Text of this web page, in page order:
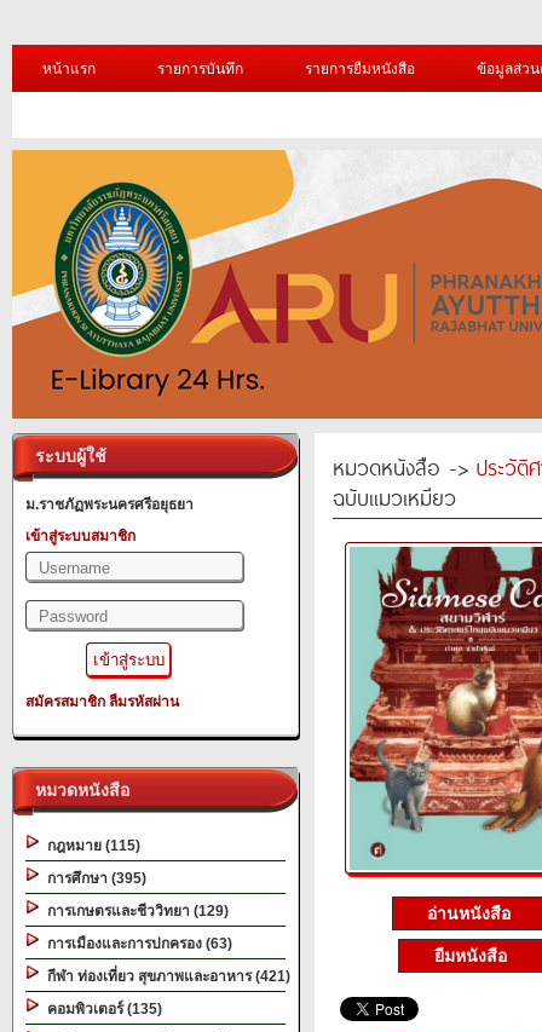
หน้าแรก รายการบันทึก รายการยืมหนังสือ ข้อมูลส่ว
ระบบผู้ใช้
ม.ราชภัฏพระนครศรีอยุธยา
เข้าสู่ระบบสมาชิก
สมัครสมาชิก ลืมรหัสผ่าน
หมวดหนังสือ
กฎหมาย (115)
การศึกษา (395)
การเกษตรและชีววิทยา (129)
การเมืองและการปกครอง (63)
กีฬา ท่องเที่ยว สุขภาพและอาหาร (421)
คอมพิวเตอร์ (135)
หมวดหนังสือ -> ประวัติ
ฉบับแมวเหมียว
อ่านหนังสือ
ยืมหนังสือ